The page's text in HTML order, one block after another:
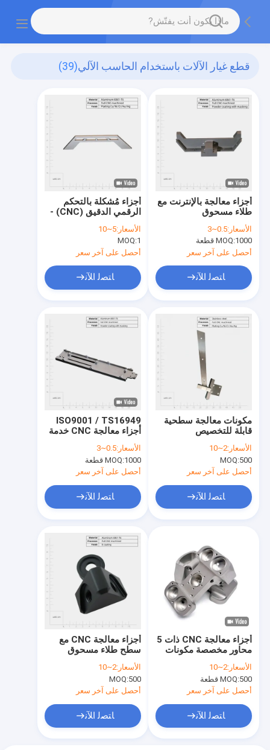
قطع غيار الآلات باستخدام الحاسب الآلي(39)
أجزاء مُشكلة بالتحكم
الرقمي الدقيق (CNC) -
خدمة عينة مجانية - تصنيع
قوالب مخصصة
الأسعار:5~10
MOQ:1
أحصل على آخر سعر
ﺎﺘﺼﻟ ﺍﻶﻧ
أجزاء معالجة بالإنترنت مع
طلاء مسحوق
الأسعار:0.5~3
MOQ:1000 قطعة
أحصل على آخر سعر
ﺎﺘﺼﻟ ﺍﻶﻧ
ISO9001 / TS16949
أجزاء معالجة CNC خدمة
ODM / OEM
الأسعار:0.5~3
MOQ:1000 قطعة
أحصل على آخر سعر
ﺎﺘﺼﻟ ﺍﻶﻧ
مكونات معالجة سطحية
قابلة للتخصيص
الأسعار:2~10
MOQ:500
أحصل على آخر سعر
ﺎﺘﺼﻟ ﺍﻶﻧ
أجزاء معالجة CNC مع
سطح طلاء مسحوق
البوليسة
الأسعار:2~10
MOQ:500
أحصل على آخر سعر
ﺎﺘﺼﻟ ﺍﻶﻧ
أجزاء معالجة CNC ذات 5
محاور مخصصة مكونات
معالجة عالية الدقة
الأسعار:2~10
MOQ:500 قطعة
أحصل على آخر سعر
ﺎﺘﺼﻟ ﺍﻶﻧ